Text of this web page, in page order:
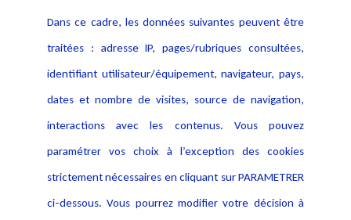
Dans ce cadre, les données suivantes peuvent être
traitées : adresse IP, pages/rubriques consultées,
identifiant utilisateur/équipement, navigateur, pays,
dates et nombre de visites, source de navigation,
interactions avec les contenus. Vous pouvez
paramétrer vos choix à l’exception des cookies
strictement nécessaires en cliquant sur PARAMETRER
ci-dessous. Vous pourrez modifier votre décision à